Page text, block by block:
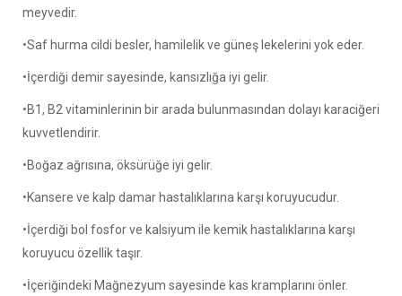
meyvedir.
•Saf hurma cildi besler, hamilelik ve güneş lekelerini yok eder.
•İçerdiği demir sayesinde, kansızlığa iyi gelir.
•B1, B2 vitaminlerinin bir arada bulunmasından dolayı karaciğeri
kuvvetlendirir.
•Boğaz ağrısına, öksürüğe iyi gelir.
•Kansere ve kalp damar hastalıklarına karşı koruyucudur.
•İçerdiği bol fosfor ve kalsiyum ile kemik hastalıklarına karşı
koruyucu özellik taşır.
•İçeriğindeki Mağnezyum sayesinde kas kramplarını önler.